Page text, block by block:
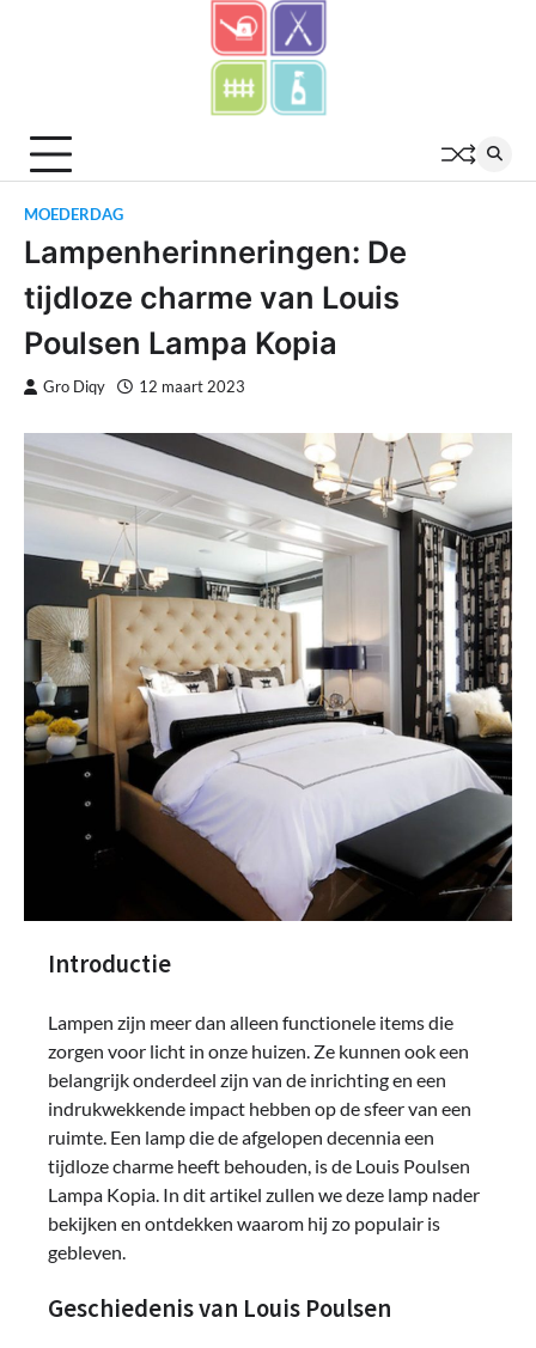
MOEDERDAG
Lampenherinneringen: De
tijdloze charme van Louis
Poulsen Lampa Kopia
Gro Diqy 12 maart 2023
Introductie
Lampen zijn meer dan alleen functionele items die
zorgen voor licht in onze huizen. Ze kunnen ook een
belangrijk onderdeel zijn van de inrichting en een
indrukwekkende impact hebben op de sfeer van een
ruimte. Een lamp die de afgelopen decennia een
tijdloze charme heeft behouden, is de Louis Poulsen
Lampa Kopia. In dit artikel zullen we deze lamp nader
bekijken en ontdekken waarom hij zo populair is
gebleven.
Geschiedenis van Louis Poulsen